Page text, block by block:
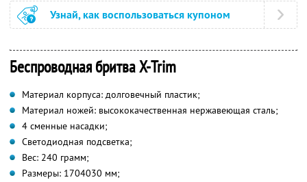
Узнай, как воспользоваться купоном
Беспроводная бритва X-Trim
Материал корпуса: долговечный пластик;
Материал ножей: высококачественная нержавеющая сталь;
4 сменные насадки;
Светодиодная подсветка;
Вес: 240 грамм;
Размеры: 1704030 мм;